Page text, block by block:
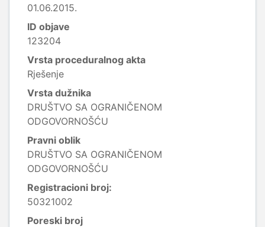
01.06.2015.
ID objave
123204
Vrsta proceduralnog akta
Rješenje
Vrsta dužnika
DRUŠTVO SA OGRANIČENOM
ODGOVORNOŠĆU
Pravni oblik
DRUŠTVO SA OGRANIČENOM
ODGOVORNOŠĆU
Registracioni broj:
50321002
Poreski broj